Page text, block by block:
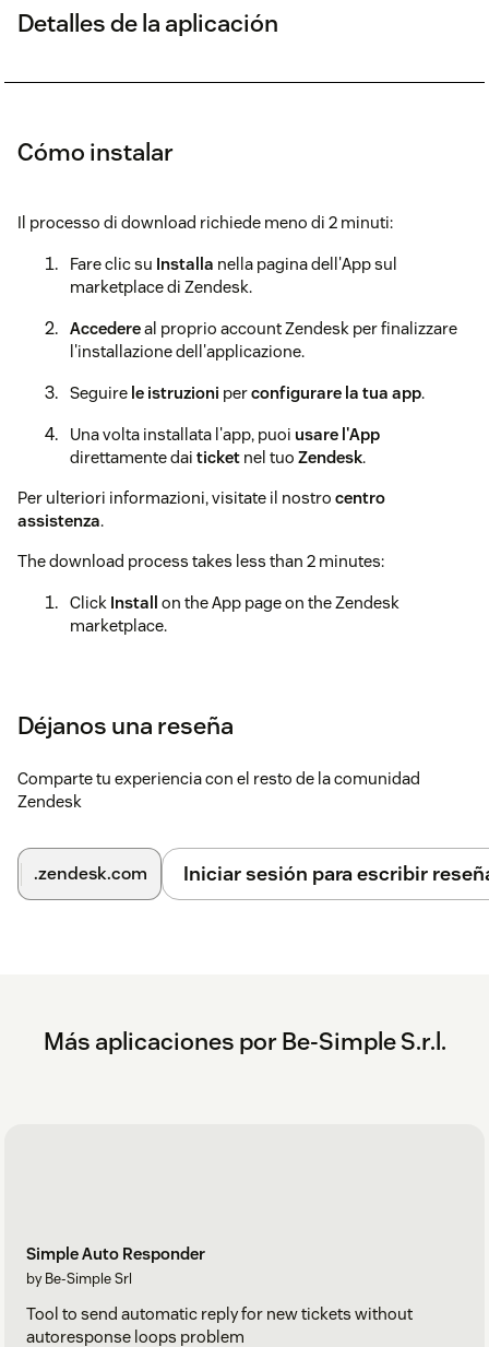
Detalles de la aplicación
Cómo instalar
Il processo di download richiede meno di 2 minuti:
Fare clic su Installa nella pagina dell'App sul
marketplace di Zendesk.
Accedereal proprio account Zendesk per finalizzare
l'installazione dell'applicazione.
Seguire le istruzioni perconfigurare la tua app.
Una volta installata l'app, puoi usare l'App
direttamente dai ticket nel tuo Zendesk.
Per ulteriori informazioni, visitate il nostro centro
assistenza.
The download process takes less than 2 minutes:
Click Install
on the App page on the Zendesk
marketplace.
Followthe instructions
Once the app is installed, you canuse the Appdirectly
from the ticket
Déjanos una reseña
Comparte tu experiencia con el resto de la comunidad
Zendesk
.zendesk.com Iniciar sesión para escribir
Más aplicaciones por Be-Simple S.r.l.
Simple Auto Responder
by Be-Simple Srl
Tool to send automatic reply for new tickets without
autoresponse loops problem